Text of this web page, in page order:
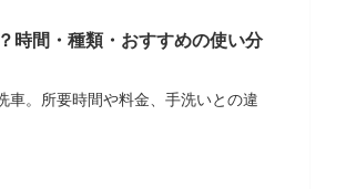
時間・種類・おすすめの使い分
車。所要時間や料金、手洗いとの違